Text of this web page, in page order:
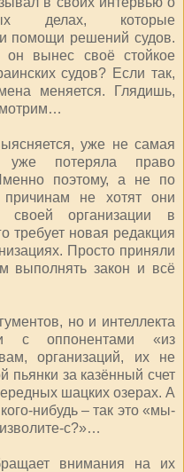
делах, которые
помощи решений судов.
вынес своё стойкое
судов? Если так,
меняется. Глядишь,
уже не самая
уже потеряла право
поэтому, а не по
не хотят они
своей организации в
требует новая редакция
Просто приняли
выполнять закон и всё
но и интеллекта
с оппонентами «из
организаций, их не
пьянки за казённый счет
шацких озерах. А
нибудь – так это «мы-
с?»…
внимания на их